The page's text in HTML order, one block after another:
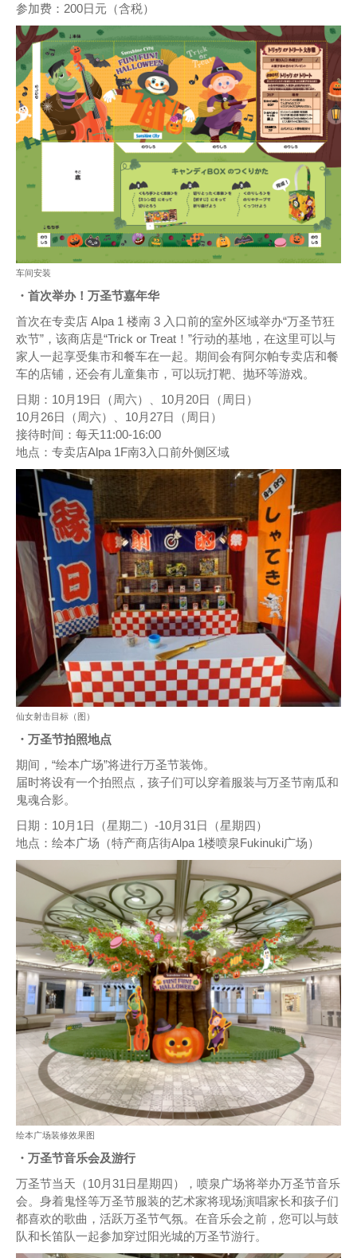
参加费：200日元（含税）
车间安装
・首次举办！万圣节嘉年华
首次在专卖店 Alpa 1 楼南 3 入口前的室外区域举办“万圣节狂
欢节”，该商店是“Trick or Treat！”行动的基地，在这里可以与
家人一起享受集市和餐车在一起。期间会有阿尔帕专卖店和餐
车的店铺，还会有儿童集市，可以玩打靶、抛环等游戏。
日期：10月19日（周六）、10月20日（周日）
10月26日（周六）、10月27日（周日）
接待时间：每天11:00-16:00
地点：专卖店Alpa 1F南3入口前外侧区域
仙女射击目标（图）
・万圣节拍照地点
期间，“绘本广场”将进行万圣节装饰。
届时将设有一个拍照点，孩子们可以穿着服装与万圣节南瓜和
鬼魂合影。
日期：10月1日（星期二）-10月31日（星期四）
地点：绘本广场（特产商店街Alpa 1楼喷泉Fukinuki广场）
绘本广场装修效果图
・万圣节音乐会及游行
万圣节当天（10月31日星期四），喷泉广场将举办万圣节音乐
会。身着鬼怪等万圣节服装的艺术家将现场演唱家长和孩子们
都喜欢的歌曲，活跃万圣节气氛。在音乐会之前，您可以与鼓
队和长笛队一起参加穿过阳光城的万圣节游行。